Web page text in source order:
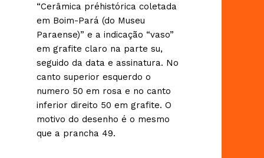
“Cerâmica préhistórica coletada
em Boim-Pará (do Museu
Paraense)” e a indicação “vaso”
em grafite claro na parte su,
seguido da data e assinatura. No
canto superior esquerdo o
numero 50 em rosa e no canto
inferior direito 50 em grafite. O
motivo do desenho é o mesmo
que a prancha 49.